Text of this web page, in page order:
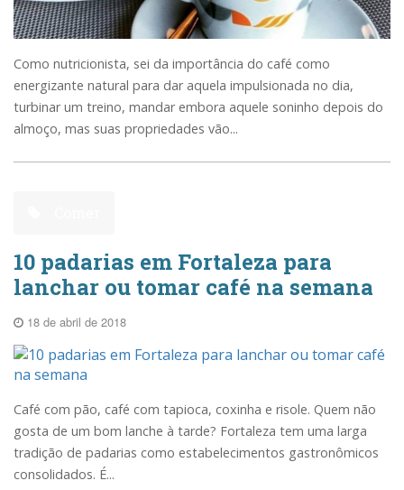
Como nutricionista, sei da importância do café como
energizante natural para dar aquela impulsionada no dia,
turbinar um treino, mandar embora aquele soninho depois do
almoço, mas suas propriedades vão...
10 padarias em Fortaleza para
lanchar ou tomar café na semana
18 de abril de 2018
Café com pão, café com tapioca, coxinha e risole. Quem não
gosta de um bom lanche à tarde? Fortaleza tem uma larga
tradição de padarias como estabelecimentos gastronômicos
consolidados. É...